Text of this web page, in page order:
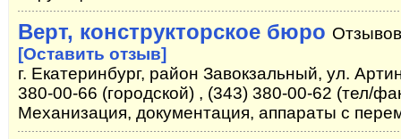
Верт, конструкторское бюро
[Оставить отзыв]
г. Екатеринбург, район Завокзальный, ул.
380-00-66 (городской) , (343) 380-00-62 (тел/
Механизация, документация, аппараты с